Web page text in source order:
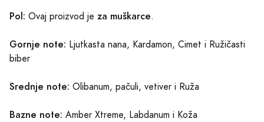
Pol: Ovaj proizvod je za muškarce.
Gornje note: Ljutkasta nana, Kardamon, Cimet i Ružičasti
biber
Srednje note: Olibanum, pačuli, vetiver i Ruža
Bazne note: Amber Xtreme, Labdanum i Koža